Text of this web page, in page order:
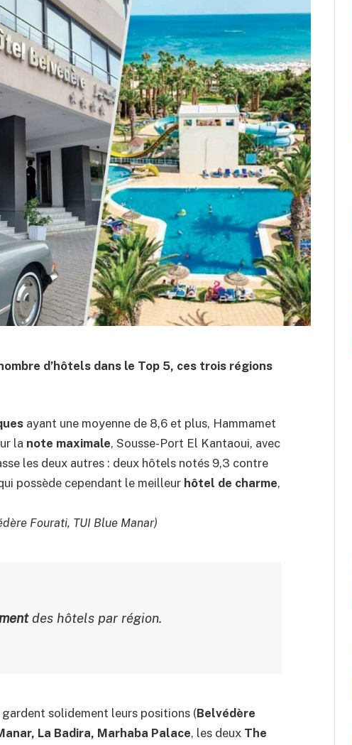
d’hôtels dans le Top 5, ces trois régions
ayant une moyenne de 8,6 et plus, Hammamet
la note maximale, Sousse-Port El Kantaoui, avec
les deux autres : deux hôtels notés 9,3 contre
possède cependant le meilleur hôtel de charme,
Fourati, TUI Blue Manar)
des hôtels par région.
gardent solidement leurs positions (Belvédère
La Badira, Marhaba Palace, les deux The